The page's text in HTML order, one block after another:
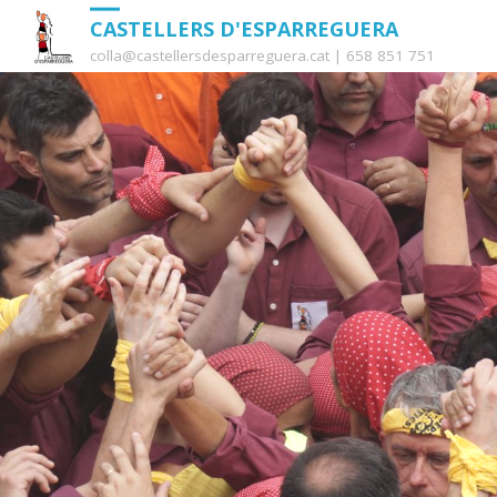
CASTELLERS D'ESPARREGUERA
colla@castellersdesparreguera.cat | 658 851 751